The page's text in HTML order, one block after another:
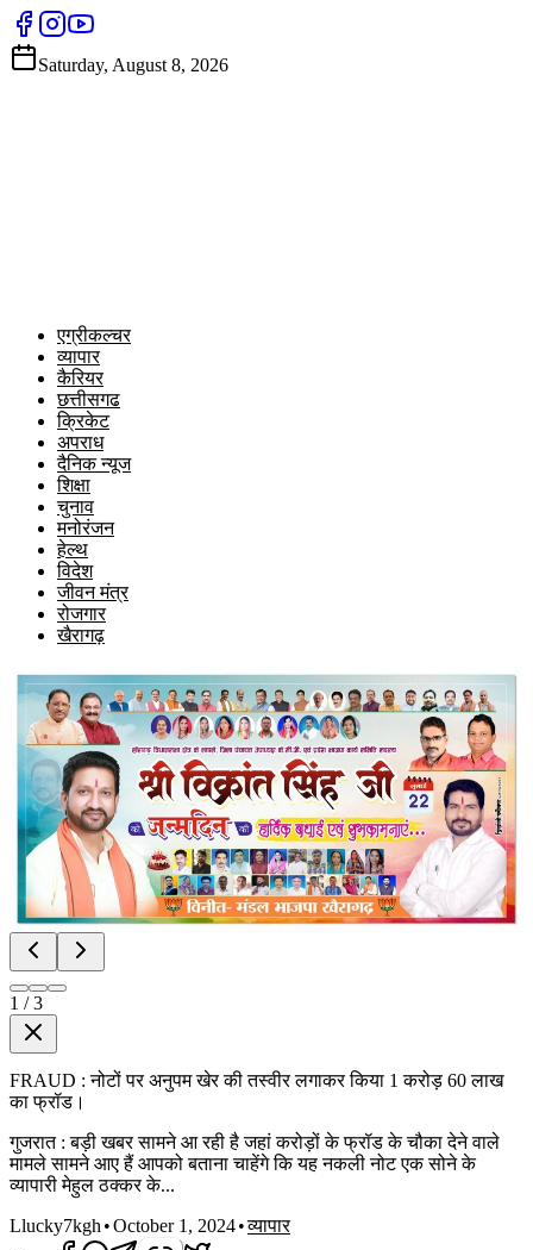
Saturday, August 8, 2026
एग्रीकल्चर
व्यापार
कैरियर
छत्तीसगढ
क्रिकेट
अपराध
दैनिक न्यूज
शिक्षा
चुनाव
मनोरंजन
हेल्थ
विदेश
जीवन मंत्र
रोजगार
खैरागढ़
1 /3
FRAUD : नोटों पर अनुपम खेर की तस्वीर लगाकर किया 1 करोड़ 60 लाख
का फ्रॉड।
गुजरात : बड़ी खबर सामने आ रही है जहां करोड़ों के फ्रॉड के चौका देने वाले
मामले सामने आए हैं आपको बताना चाहेंगे कि यह नकली नोट एक सोने के
व्यापारी मेहुल ठक्कर के...
Llucky7kgh •October 1, 2024•व्यापार